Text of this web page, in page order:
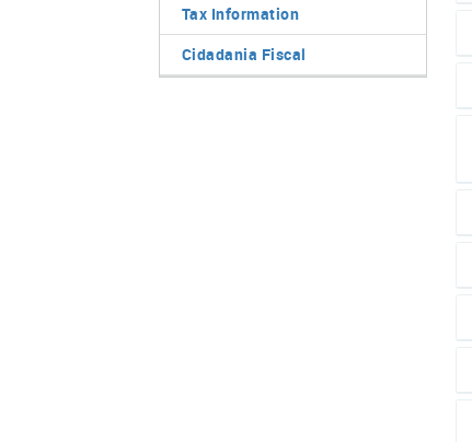
Tax Information
Cidadania Fiscal